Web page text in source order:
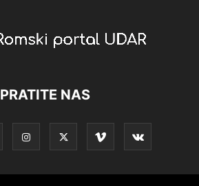
PRATITE NAS